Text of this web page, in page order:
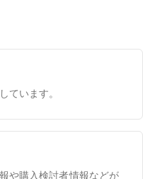
ています。
や購入検討者情報などが